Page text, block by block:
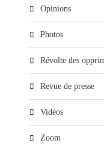
Opinions
Photos
Révolte des
Revue de presse
Vidéos
Zoom